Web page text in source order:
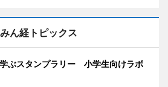
みん経トピックス
ぶスタンプラリー 小学生向けラボ